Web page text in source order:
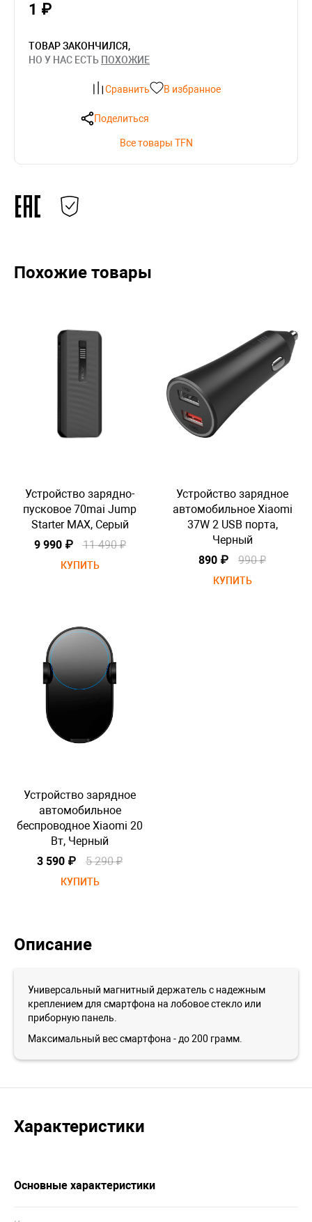
1 ₽
ТОВАР ЗАКОНЧИЛСЯ,
НО У НАС ЕСТЬ ПОХОЖИЕ
Сравнить В избранное
Поделиться
Все товары TFN
Похожие товары
Устройство зарядно-
пусковое 70mai Jump
Starter MAX, Серый
9 990 ₽
11 490 ₽
КУПИТЬ
Устройство зарядное
автомобильное Xiaomi
37W 2 USB порта,
Черный
890 ₽
990 ₽
КУПИТЬ
Устройство зарядное
автомобильное
беспроводное Xiaomi 20
Вт, Черный
3 590 ₽
5 290 ₽
КУПИТЬ
Описание
Универсальный магнитный держатель с надежным
креплением для смартфона на лобовое стекло или
приборную панель.
Максимальный вес смартфона - до 200 грамм.
Характеристики
Основные характеристики